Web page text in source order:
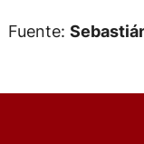
Fuente: